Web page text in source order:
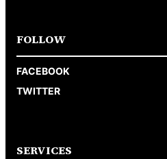
FOLLOW
FACEBOOK
TWITTER
SERVICES